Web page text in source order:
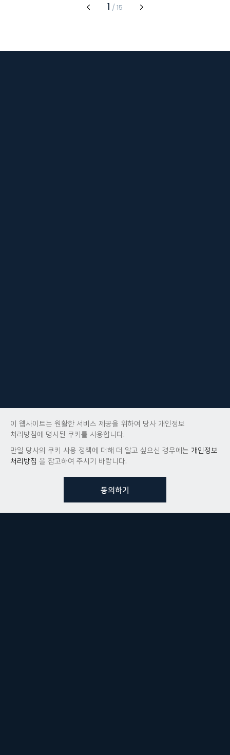
1 /15
이 웹사이트는 원활한 서비스 제공을 위하여 당사 개인정보
처리방침에 명시된 쿠키를 사용합니다.
만일 당사의 쿠키 사용 정책에 대해 더 알고 싶으신 경우에는 개인정보
처리방침 을 참고하여 주시기 바랍니다.
동의하기